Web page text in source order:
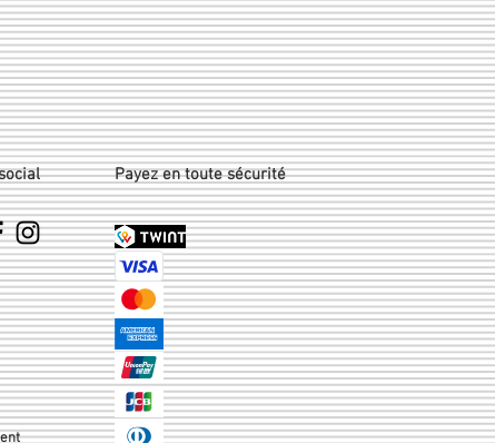
Payez en toute sécurité